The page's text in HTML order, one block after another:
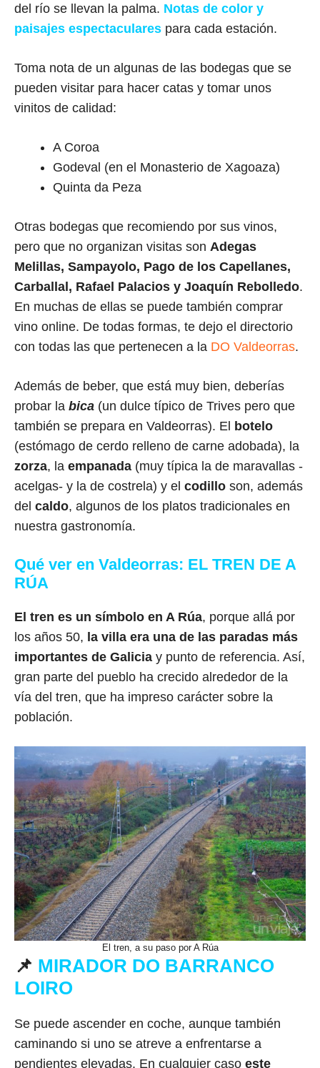
del río se llevan la palma. Notas de color y
paisajes espectaculares para cada estación.
Toma nota de un algunas de las bodegas que se
pueden visitar para hacer catas y tomar unos
vinitos de calidad:
A Coroa
Godeval (en el Monasterio de Xagoaza)
Quinta da Peza
Otras bodegas que recomiendo por sus vinos,
pero que no organizan visitas son Adegas
Melillas, Sampayolo, Pago de los Capellanes,
Carballal, Rafael Palacios y Joaquín Rebolledo.
En muchas de ellas se puede también comprar
vino online. De todas formas, te dejo el directorio
con todas las que pertenecen a la DO Valdeorras.
Además de beber, que está muy bien, deberías
probar la bica (un dulce típico de Trives pero que
también se prepara en Valdeorras). El botelo
(estómago de cerdo relleno de carne adobada), la
zorza, la empanada (muy típica la de maravallas -
acelgas- y la de costrela) y el codillo son, además
del caldo, algunos de los platos tradicionales en
nuestra gastronomía.
Qué ver en Valdeorras: EL TREN DE A
RÚA
El tren es un símbolo en A Rúa, porque allá por
los años 50, la villa era una de las paradas más
importantes de Galicia y punto de referencia. Así,
gran parte del pueblo ha crecido alrededor de la
vía del tren, que ha impreso carácter sobre la
población.
El tren, a su paso por A Rúa
📌 MIRADOR DO BARRANCO
LOIRO
Se puede ascender en coche, aunque también
caminando si uno se atreve a enfrentarse a
pendientes elevadas. En cualquier caso este